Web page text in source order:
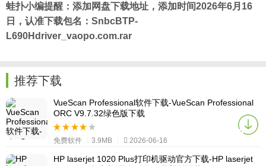
蛙扑小编提醒：添加网盘下载地址，添加时间2026年6月16
日，认准下载包名：SnbcBTP-
L690Hdriver_vaopo.com.rar
推荐下载
VueScan Professional软件下载-VueScan Professional
ORC V9.7.32绿色版下载
免费软件 3.9MB 2026-06-16
HP laserjet 1020 Plus打印机驱动官方下载-HP laserjet